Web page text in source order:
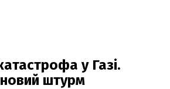
у Газі.
новий штурм